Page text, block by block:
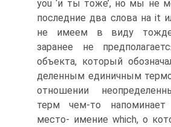
you ‘и ты тоже’, но мы не
последние два слова на it
не имеем в виду
заранее не
объекта, который
деленным единичным
отношении
терм чем-то напоминает
место- имение which, о